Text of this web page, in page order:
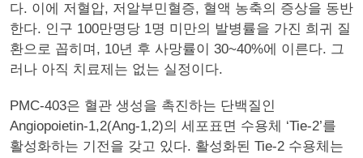
다. 이에 저혈압, 저알부민혈증, 혈액 농축의 증상을 동반
한다. 인구 100만명당 1명 미만의 발병률을 가진 희귀 질
환으로 꼽히며, 10년 후 사망률이 30~40%에 이른다. 그
러나 아직 치료제는 없는 실정이다.
PMC-403은 혈관 생성을 촉진하는 단백질인
Angiopoietin-1,2(Ang-1,2)의 세포표면 수용체 ‘Tie-2’를
활성화하는 기전을 갖고 있다. 활성화된 Tie-2 수용체는